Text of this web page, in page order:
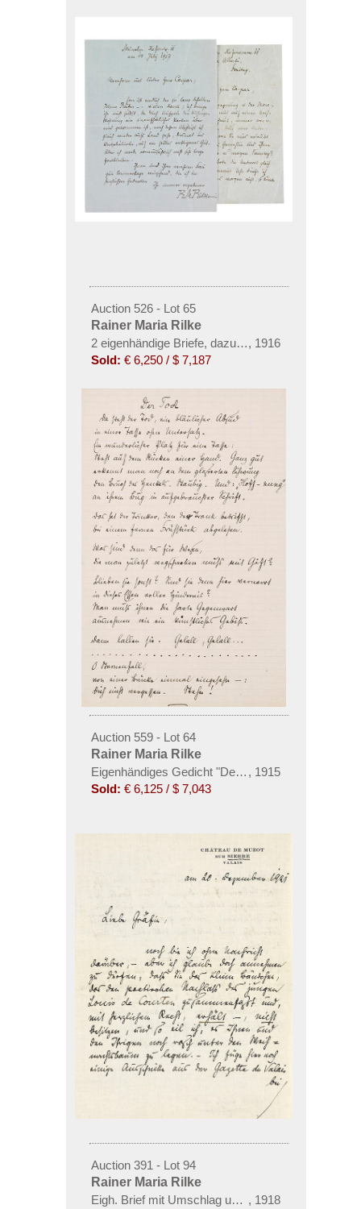
Auction 526 - Lot 65
Rainer Maria Rilke
2 eigenhändige Briefe, dazu ein Exemplar des
, 1916
Sold: € 6,250 / $ 7,187
Auction 559 - Lot 64
Rainer Maria Rilke
Eigenhändiges Gedicht "Der Tod"
, 1915
Sold: € 6,125 / $ 7,043
Auction 391 - Lot 94
Rainer Maria Rilke
Eigh. Brief mit Umschlag und Karte. 3 Tle. 1918-21.
, 1918